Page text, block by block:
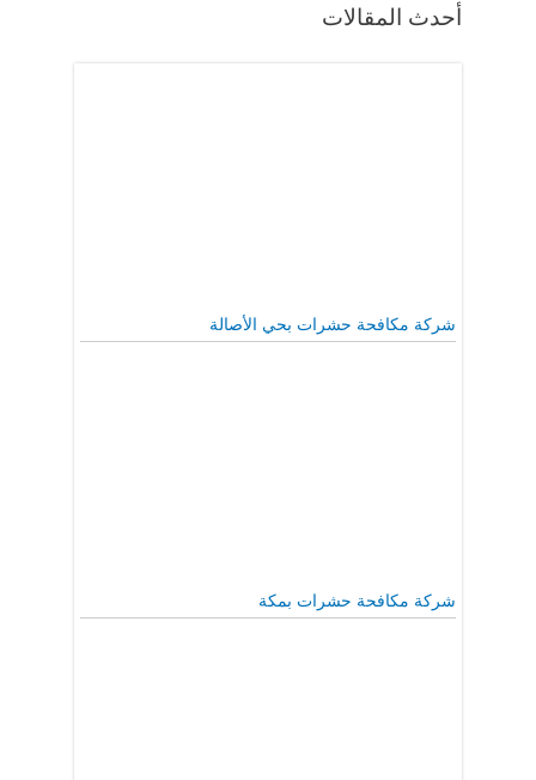
أحدث المقالات
شركة مكافحة حشرات بحي الأصالة
شركة مكافحة حشرات بمكة